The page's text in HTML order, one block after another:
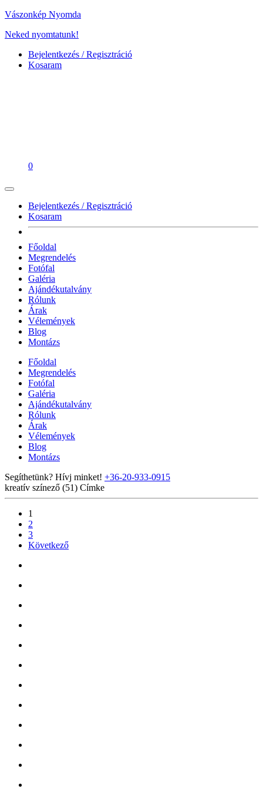
Vászonkép Nyomda
Neked nyomtatunk!
Bejelentkezés / Regisztráció
Kosaram
0
Bejelentkezés / Regisztráció
Kosaram
Főoldal
Megrendelés
Fotófal
Galéria
Ajándékutalvány
Rólunk
Árak
Vélemények
Blog
Montázs
Főoldal
Megrendelés
Fotófal
Galéria
Ajándékutalvány
Rólunk
Árak
Vélemények
Blog
Montázs
Segíthetünk? Hívj minket! +36-20-933-0915
kreatív színező (51) Címke
1
2
3
Következő